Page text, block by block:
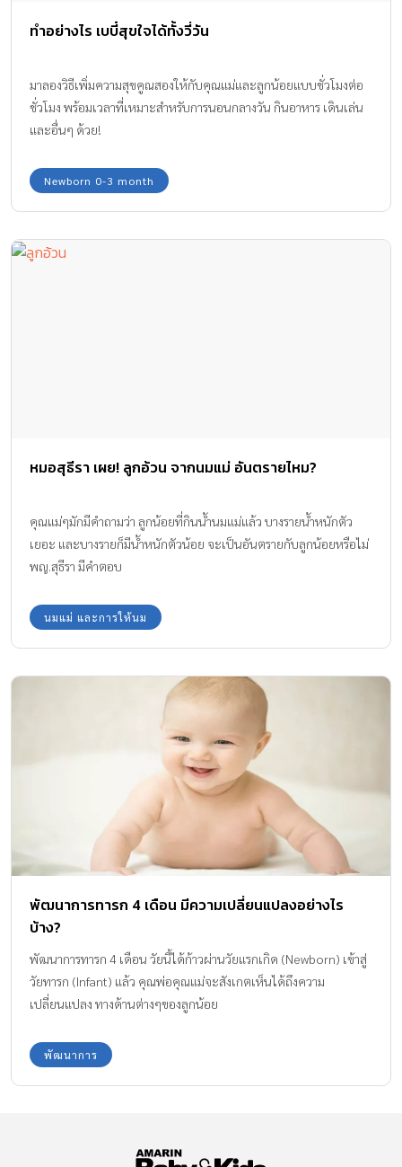
ทำอย่างไร เบบี๋สุขใจได้ทั้งวี่วัน
มาลองวิธีเพิ่มความสุขคูณสองให้กับคุณแม่และลูกน้อยแบบชั่วโมงต่อ
ชั่วโมง พร้อมเวลาที่เหมาะสำหรับการนอนกลางวัน กินอาหาร เดินเล่น
และอื่นๆ ด้วย!
Newborn 0-3 month
หมอสุธีรา เผย! ลูกอ้วน จากนมแม่ อันตรายไหม?
คุณแม่ๆมักมีคำถามว่า ลูกน้อยที่กินน้ำนมแม่แล้ว บางรายน้ำหนักตัว
เยอะ และบางรายก็มีน้ำหนักตัวน้อย จะเป็นอันตรายกับลูกน้อยหรือไม่
พญ.สุธีรา มีคำตอบ
นมแม่ และการให้นม
พัฒนาการทารก 4 เดือน มีความเปลี่ยนแปลงอย่างไร
บ้าง?
พัฒนาการทารก 4 เดือน วัยนี้ได้ก้าวผ่านวัยแรกเกิด (Newborn) เข้าสู่
วัยทารก (Infant) แล้ว คุณพ่อคุณแม่จะสังเกตเห็นได้ถึงความ
เปลี่ยนแปลง ทางด้านต่างๆของลูกน้อย
พัฒนาการ